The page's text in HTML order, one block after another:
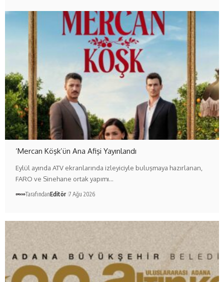
‘Mercan Köşk’ün Ana Afişi Yayınlandı
Eylül ayında ATV ekranlarında izleyiciyle buluşmaya hazırlanan,
FARO ve Sinehane ortak yapımı…
TarafındanEditör 7 Ağu 2026